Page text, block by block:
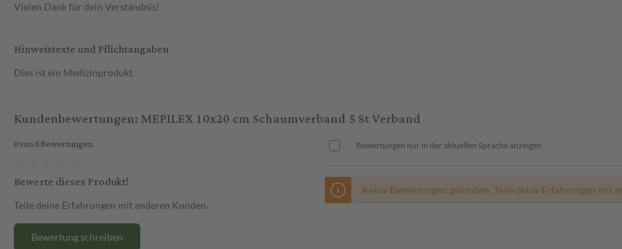
Vielen Dank für dein Verständnis!
Hinweistexte und Pflichtangaben
Dies ist ein Medizinprodukt.
Kundenbewertungen: MEPILEX 10x20 cm Schaumverband 5 St Verband
0 von 0 Bewertungen
Bewerte dieses Produkt!
Teile deine Erfahrungen mit anderen Kunden.
Bewertung schreiben
Bewertungen nur in der aktuellen Sprache anzeigen.
Keine Bewertungen gefunden. Teile deine Erfahrungen mit